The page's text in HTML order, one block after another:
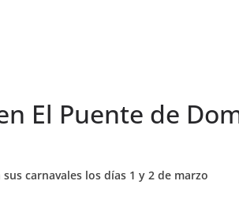
El Puente de
carnavales los días 1 y 2 de marzo